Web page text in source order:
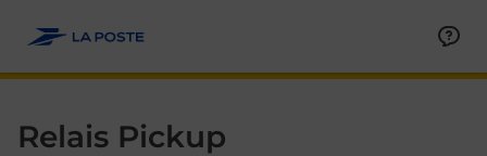
Relais Pickup